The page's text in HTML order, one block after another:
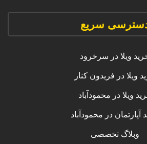
سریع
ویلا در سرخرود
ویلا در فریدون کنار
ویلا در محمودآباد
آپارتمان در محمودآباد
وبلاگ تخصصی